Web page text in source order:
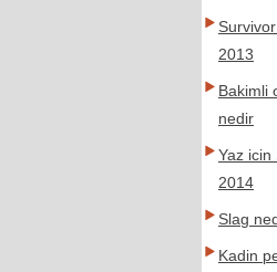
2013
Bakimli
nedir
Yaz icin
2014
Slag
Kadin